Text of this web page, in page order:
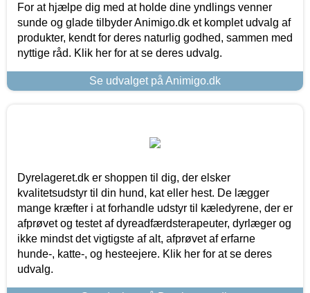
For at hjælpe dig med at holde dine yndlings venner
sunde og glade tilbyder Animigo.dk et komplet udvalg af
produkter, kendt for deres naturlig godhed, sammen med
nyttige råd. Klik her for at se deres udvalg.
Se udvalget på Animigo.dk
Dyrelageret.dk er shoppen til dig, der elsker
kvalitetsudstyr til din hund, kat eller hest. De lægger
mange kræfter i at forhandle udstyr til kæledyrene, der er
afprøvet og testet af dyreadfærdsterapeuter, dyrlæger og
ikke mindst det vigtigste af alt, afprøvet af erfarne
hunde-, katte-, og hesteejere. Klik her for at se deres
udvalg.